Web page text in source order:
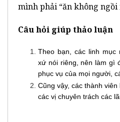
mình phải “ăn không ngồi
Câu hỏi giúp thảo luận
Theo bạn, các linh mục
xứ nói riêng, nên làm gì
phục vụ của mọi người,
Cũng vậy, các thành
các vị chuyên trách các